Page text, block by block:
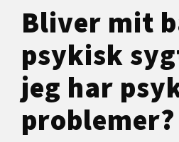
Bliver mit
psykisk
jeg har
problemer?